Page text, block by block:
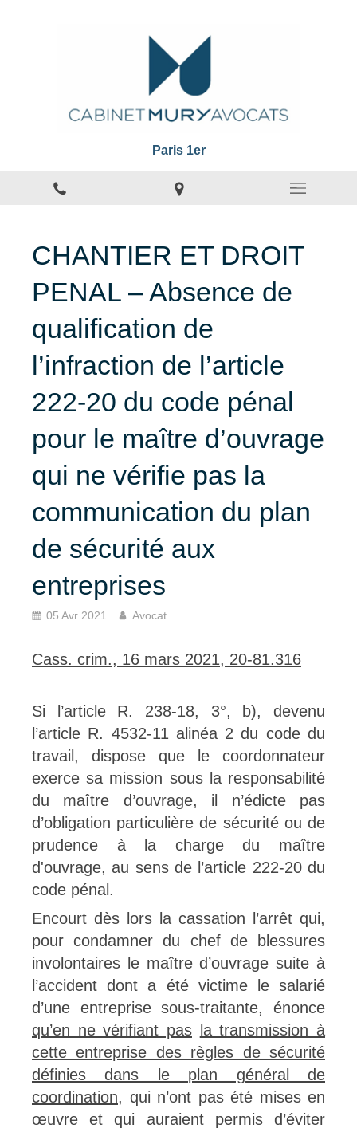
Paris 1er
CHANTIER ET DROIT
PENAL – Absence de
qualification de
l’infraction de l’article
222-20 du code pénal
pour le maître d’ouvrage
qui ne vérifie pas la
communication du plan
de sécurité aux
entreprises
05 Avr 2021 Avocat
Cass. crim., 16 mars 2021, 20-81.316
Si l’article R. 238-18, 3°, b), devenu
l’article R. 4532-11 alinéa 2 du code du
travail, dispose que le coordonnateur
exerce sa mission sous la responsabilité
du maître d’ouvrage, il n’édicte pas
d’obligation particulière de sécurité ou de
prudence à la charge du maître
d'ouvrage, au sens de l’article 222-20 du
code pénal.
Encourt dès lors la cassation l’arrêt qui,
pour condamner du chef de blessures
involontaires le maître d’ouvrage suite à
l’accident dont a été victime le salarié
d’une entreprise sous-traitante, énonce
qu’en ne vérifiant pas
la transmission à
cette entreprise des règles de sécurité
définies dans le plan général de
coordination, qui n’ont pas été mises en
œuvre et qui auraient permis d’éviter